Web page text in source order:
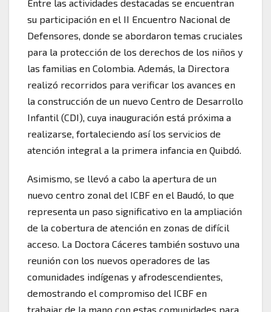
Entre las actividades destacadas se encuentran
su participación en el II Encuentro Nacional de
Defensores, donde se abordaron temas cruciales
para la protección de los derechos de los niños y
las familias en Colombia. Además, la Directora
realizó recorridos para verificar los avances en
la construcción de un nuevo Centro de Desarrollo
Infantil (CDI), cuya inauguración está próxima a
realizarse, fortaleciendo así los servicios de
atención integral a la primera infancia en Quibdó.
Asimismo, se llevó a cabo la apertura de un
nuevo centro zonal del ICBF en el Baudó, lo que
representa un paso significativo en la ampliación
de la cobertura de atención en zonas de difícil
acceso. La Doctora Cáceres también sostuvo una
reunión con los nuevos operadores de las
comunidades indígenas y afrodescendientes,
demostrando el compromiso del ICBF en
trabajar de la mano con estas comunidades para